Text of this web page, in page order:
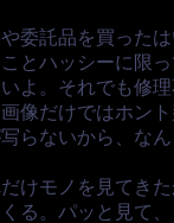
委託品を買った
とハッシーに限
よ。それでも修
像だけではホン
らないから、な
けモノを見てき
る。パッと見て